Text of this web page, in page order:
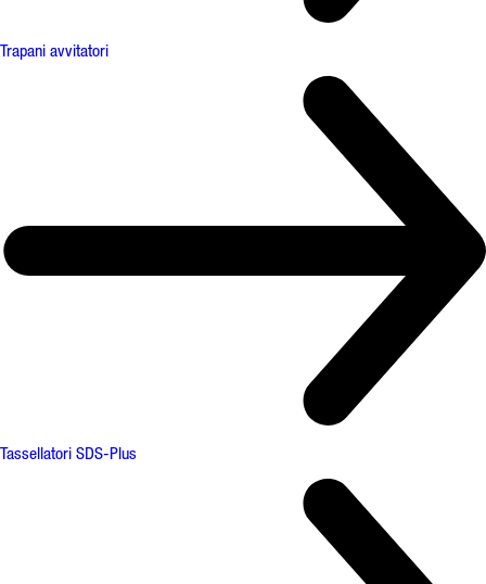
Trapani avvitatori
Tassellatori SDS-Plus